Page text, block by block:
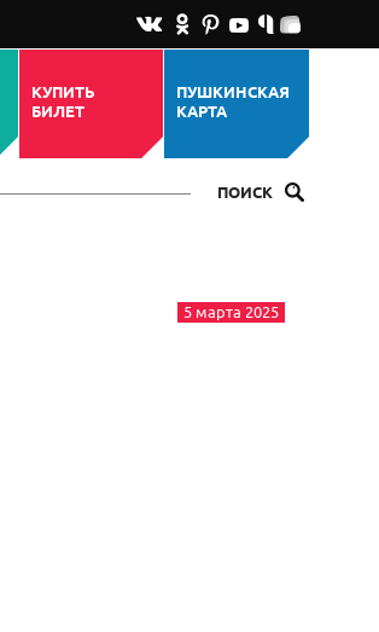
КУПИТЬ
БИЛЕТ
ПУШКИНСКАЯ
КАРТА
ПОИСК
5 марта 2025